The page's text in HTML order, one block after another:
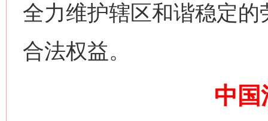
全力维护辖区和谐稳定
合法权益。
中国